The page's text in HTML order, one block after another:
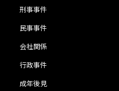
刑事事件
民事事件
会社関係
行政事件
成年後見